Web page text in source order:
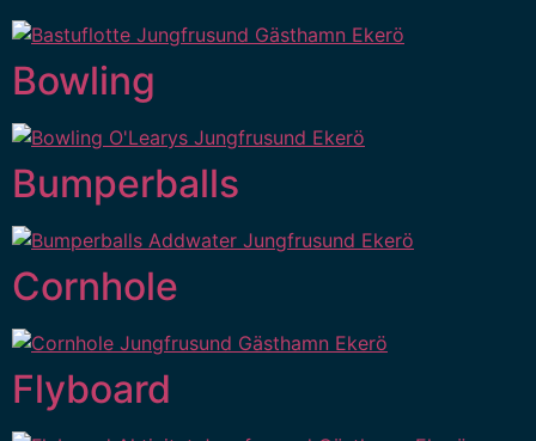
Bowling
Bumperballs
Cornhole
Flyboard